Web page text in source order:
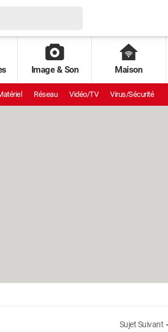
Image & Son Maison
Réseau Vidéo/TV Virus/Sécurité
Sujet Suivant